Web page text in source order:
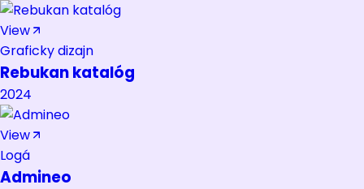
View
Graficky dizajn
Rebukan katalóg
2024
View
Logá
Admineo